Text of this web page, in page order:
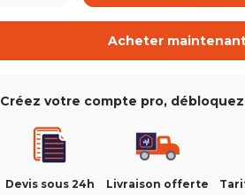
Acheter
Créez votre compte pro,
Devis sous 24h Livraison offerte